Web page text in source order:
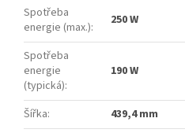
Spotřeba
energie (max.): 250 W
Spotřeba
energie
(typická):
190 W
Šířka:
439,4 mm